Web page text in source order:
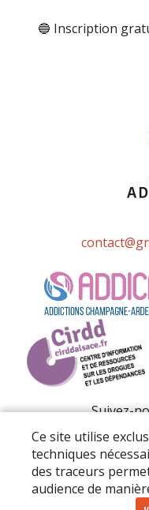
🔵 Inscription
Suivez-
Tous droits réservés
Ce site utilise
techniques
des traceurs
audience de